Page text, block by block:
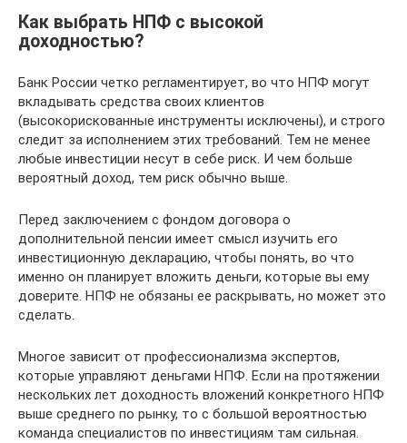
Как выбрать НПФ с высокой
доходностью?
Банк России четко регламентирует, во что НПФ могут
вкладывать средства своих клиентов
(высокорискованные инструменты исключены), и строго
следит за исполнением этих требований. Тем не менее
любые инвестиции несут в себе риск. И чем больше
вероятный доход, тем риск обычно выше.
Перед заключением с фондом договора о
дополнительной пенсии имеет смысл изучить его
инвестиционную декларацию, чтобы понять, во что
именно он планирует вложить деньги, которые вы ему
доверите. НПФ не обязаны ее раскрывать, но может это
сделать.
Многое зависит от профессионализма экспертов,
которые управляют деньгами НПФ. Если на протяжении
нескольких лет доходность вложений конкретного НПФ
выше среднего по рынку, то с большой вероятностью
команда специалистов по инвестициям там сильная.